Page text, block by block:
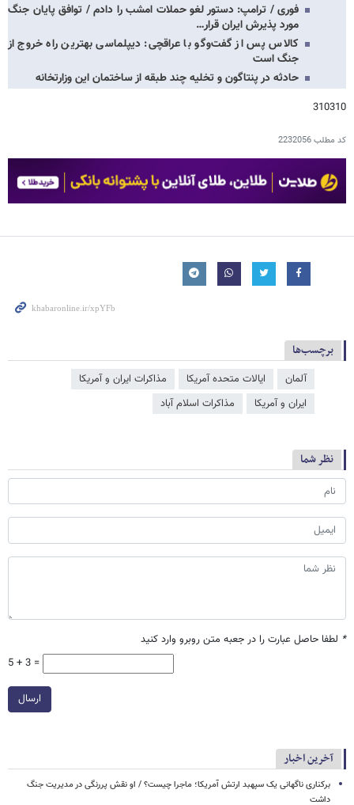
فوری / ترامپ: دستور لغو حملات امشب را دادم / توافق پایان جنگ
مورد پذیرش ایران قرار…
کالاس پس از گفت‌وگو با عراقچی: دیپلماسی بهترین راه خروج از
جنگ است
حادثه در پنتاگون و تخلیه چند طبقه از ساختمان این وزارتخانه
310310
کد مطلب2232056
برچسب‌ها
آلمان ایالات متحده آمریکا
مذاکرات ایران و آمریکا
ایران و آمریکا
مذاکرات اسلام آباد
نظر شما
* لطفا حاصل عبارت را در جعبه متن روبرو وارد کنید
5 + 3 =
ارسال
آخرین اخبار
برکناری ناگهانی یک سپهبد ارتش آمریکا؛ ماجرا چیست؟ / او نقش پررنگی در مدیریت جنگ
داشت